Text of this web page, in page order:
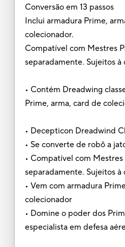
Conversão em 13 passos
Inclui armadura Prime,
colecionador.
Compatível com Mestres
separadamente. Sujeitos
• Contém Dreadwing
Prime, arma, card de
• Decepticon Dreadwind
• Se converte de robô a
• Compatível com
separadamente. Sujeitos
• Vem com armadura
colecionador
• Domine o poder dos
especialista em defesa